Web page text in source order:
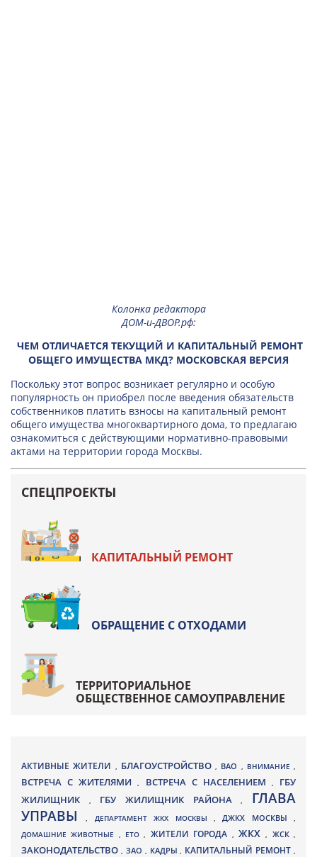
Колонка редактора
ДОМ-и-ДВОР.рф:
ЧЕМ ОТЛИЧАЕТСЯ ТЕКУЩИЙ И КАПИТАЛЬНЫЙ РЕМОНТ
ОБЩЕГО ИМУЩЕСТВА МКД? МОСКОВСКАЯ ВЕРСИЯ
Поскольку этот вопрос возникает регулярно и особую
популярность он приобрел после введения обязательств
собственников платить взносы на капитальный ремонт
общего имущества многоквартирного дома, то предлагаю
ознакомиться с действующими нормативно-правовыми
актами на территории города Москвы.
СПЕЦПРОЕКТЫ
КАПИТАЛЬНЫЙ РЕМОНТ
ОБРАЩЕНИЕ С ОТХОДАМИ
ТЕРРИТОРИАЛЬНОЕ
ОБЩЕСТВЕННОЕ САМОУПРАВЛЕНИЕ
АКТИВНЫЕ ЖИТЕЛИ , БЛАГОУСТРОЙСТВО , ВАО , ВНИМАНИЕ ,
ВСТРЕЧА С ЖИТЕЛЯМИ, ВСТРЕЧА С НАСЕЛЕНИЕМ , ГБУ
ЖИЛИЩНИК
, ГБУ ЖИЛИЩНИК РАЙОНА, ГЛАВА
УПРАВЫ, ДЕПАРТАМЕНТ ЖКХ МОСКВЫ ,ДЖКХ МОСКВЫ ,
ДОМАШНИЕ ЖИВОТНЫЕ , ЕТО, ЖИТЕЛИ ГОРОДА , ЖКХ, ЖСК,
ЗАКОНОДАТЕЛЬСТВО , ЗАО , КАДРЫ, КАПИТАЛЬНЫЙ РЕМОНТ ,